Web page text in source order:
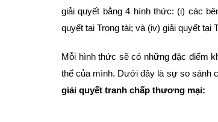
giải quyết bằng 4 hình thức: (i) các
quyết tại Trọng tài; và (iv) giải quyết tại
Mỗi hình thức sẽ có những đặc điểm
thể của mình. Dưới đây là sự so sánh
giải quyết tranh chấp thương mại: